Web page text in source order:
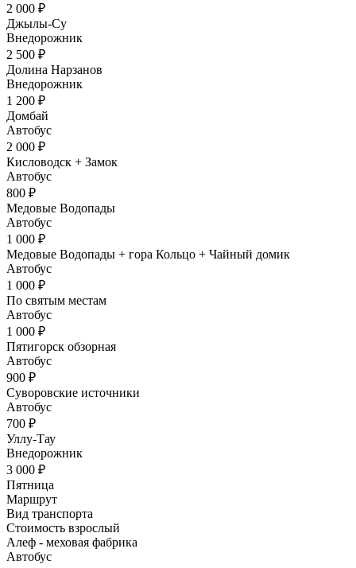
2 000 ₽
Джылы-Су
Внедорожник
2 500 ₽
Долина Нарзанов
Внедорожник
1 200 ₽
Домбай
Автобус
2 000 ₽
Кисловодск + Замок
Автобус
800 ₽
Медовые Водопады
Автобус
1 000 ₽
Медовые Водопады + гора Кольцо + Чайный домик
Автобус
1 000 ₽
По святым местам
Автобус
1 000 ₽
Пятигорск обзорная
Автобус
900 ₽
Суворовские источники
Автобус
700 ₽
Уллу-Тау
Внедорожник
3 000 ₽
Пятница
Маршрут
Вид транспорта
Стоимость взрослый
Алеф - меховая фабрика
Автобус